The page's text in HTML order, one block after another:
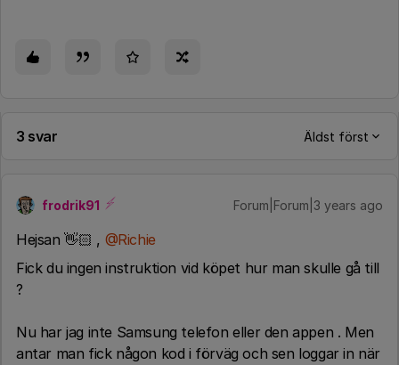
3 svar Äldst först
frodrik91 Forum|Forum|3 years ago
Hejsan 👋🏻 , @Richie
Fick du ingen instruktion vid köpet hur man skulle gå till
?
Nu har jag inte Samsung telefon eller den appen . Men
antar man fick någon kod i förväg och sen loggar in när